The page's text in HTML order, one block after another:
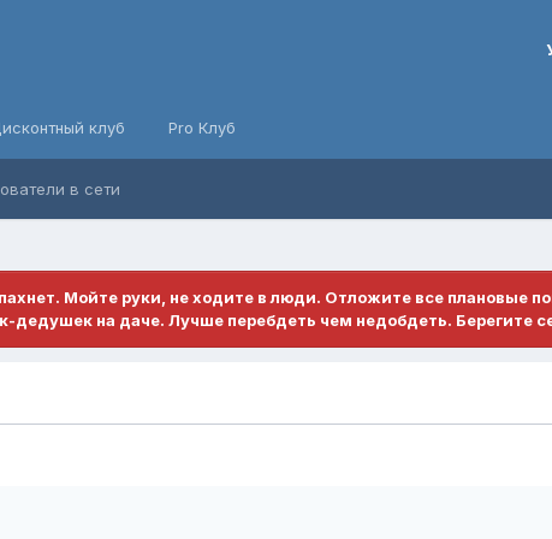
в сети
клуб Pro Клуб
Мойте руки, не ходите в люди. Отложите все плановые
дедушек на даче. Лучше перебдеть чем недобдеть. Берегите